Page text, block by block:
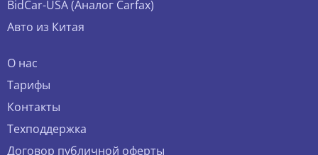
BidCar-USA (Аналог Carfax)
Авто из Китая
О нас
Тарифы
Контакты
Техподдержка
Договор публичной оферты